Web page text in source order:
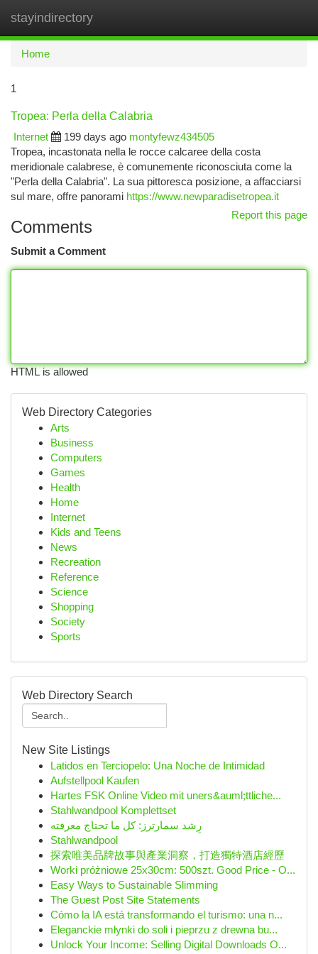
stayindirectory
Home
1
Tropea: Perla della Calabria
Internet
199 days ago montyfewz434505
Tropea, incastonata nella le rocce calcaree della costa
meridionale calabrese, è comunemente riconosciuta come la
"Perla della Calabria". La sua pittoresca posizione, a affacciarsi
sul mare, offre panorami https://www.newparadisetropea.it
Report this page
Comments
Submit a Comment
HTML is allowed
Web Directory Categories
Arts
Business
Computers
Games
Health
Home
Internet
Kids and Teens
News
Recreation
Reference
Science
Shopping
Society
Sports
Web Directory Search
New Site Listings
Latidos en Terciopelo: Una Noche de Intimidad
Aufstellpool Kaufen
Hartes FSK Online Video mit uners&auml;ttliche...
Stahlwandpool Komplettset
رِشد سمارترز: كل ما تحتاج معرفته
Stahlwandpool
探索唯美品牌故事與產業洞察，打造獨特酒店經歷
Worki próżniowe 25x30cm: 500szt. Good Price - O...
Easy Ways to Sustainable Slimming
The Guest Post Site Statements
Cómo la IA está transformando el turismo: una n...
Eleganckie młynki do soli i pieprzu z drewna bu...
Unlock Your Income: Selling Digital Downloads O...